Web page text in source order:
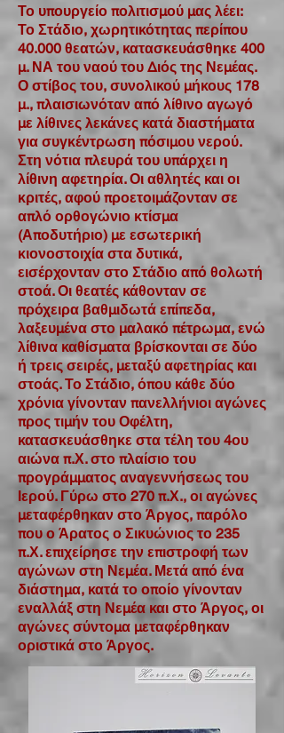
Το υπουργείο πολιτισμού μας λέει:
Το Στάδιο, χωρητικότητας περίπου
40.000 θεατών, κατασκευάσθηκε 400
μ. ΝΑ του ναού του Διός της Νεμέας.
Ο στίβος του, συνολικού μήκους 178
μ., πλαισιωνόταν από λίθινο αγωγό
με λίθινες λεκάνες κατά διαστήματα
για συγκέντρωση πόσιμου νερού.
Στη νότια πλευρά του υπάρχει η
λίθινη αφετηρία. Οι αθλητές και οι
κριτές, αφού προετοιμάζονταν σε
απλό ορθογώνιο κτίσμα
(Αποδυτήριο) με εσωτερική
κιονοστοιχία στα δυτικά,
εισέρχονταν στο Στάδιο από θολωτή
στοά. Οι θεατές κάθονταν σε
πρόχειρα βαθμιδωτά επίπεδα,
λαξευμένα στο μαλακό πέτρωμα, ενώ
λίθινα καθίσματα βρίσκονται σε δύο
ή τρεις σειρές, μεταξύ αφετηρίας και
στοάς. Το Στάδιο, όπου κάθε δύο
χρόνια γίνονταν πανελλήνιοι αγώνες
προς τιμήν του Οφέλτη,
κατασκευάσθηκε στα τέλη του 4ου
αιώνα π.Χ. στο πλαίσιο του
προγράμματος αναγεννήσεως του
Ιερού. Γύρω στο 270 π.Χ., οι αγώνες
μεταφέρθηκαν στο Άργος, παρόλο
που ο Άρατος ο Σικυώνιος το 235
π.Χ. επιχείρησε την επιστροφή των
αγώνων στη Νεμέα. Μετά από ένα
διάστημα, κατά το οποίο γίνονταν
εναλλάξ στη Νεμέα και στο Άργος, οι
αγώνες σύντομα μεταφέρθηκαν
οριστικά στο Άργος.